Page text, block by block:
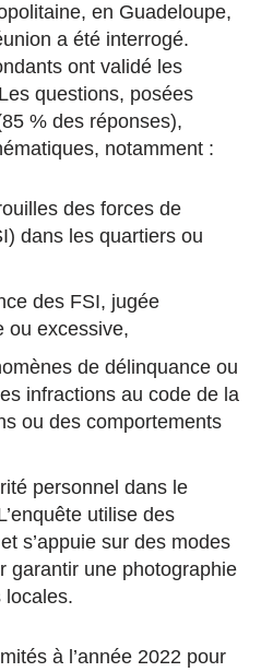
en Guadeloupe,
a été interrogé.
ont validé les
questions, posées
% des réponses),
notamment :
des forces de
dans les quartiers ou
des FSI, jugée
ou excessive,
de délinquance ou
infractions au code de la
ou des comportements
personnel dans le
utilise des
s’appuie sur des modes
garantir une photographie
locales.
à l’année 2022 pour